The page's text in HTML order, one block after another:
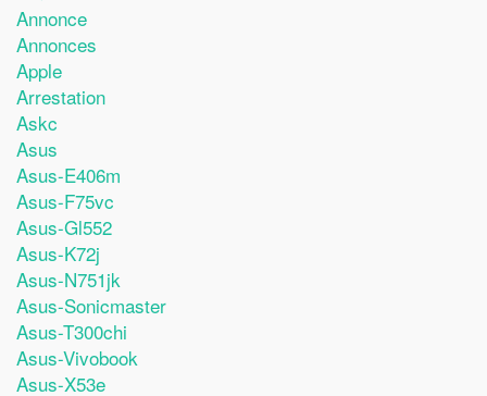
Annonce
Annonces
Apple
Arrestation
Askc
Asus
Asus-E406m
Asus-F75vc
Asus-Gl552
Asus-K72j
Asus-N751jk
Asus-Sonicmaster
Asus-T300chi
Asus-Vivobook
Asus-X53e